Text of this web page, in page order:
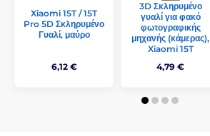
Xiaomi 15T / 15T
Pro 5D Σκληρυμένο
Γυαλί, μαύρο
6,12 €
3D Σκληρυμένο
γυαλί για φακό
φωτογραφικής
μηχανής (κάμερας),
Xiaomi 15T
4,79 €